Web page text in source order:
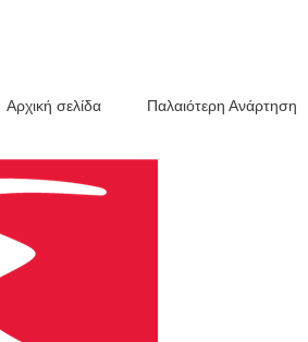
Παλαιότερη Ανάρτηση
Αρχική σελίδα